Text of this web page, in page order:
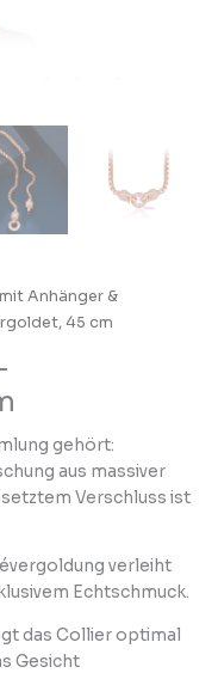
Anhänger &
45 cm
gehört:
aus massiver
Verschluss ist
verleiht
Echtschmuck.
das Collier optimal
Gesicht